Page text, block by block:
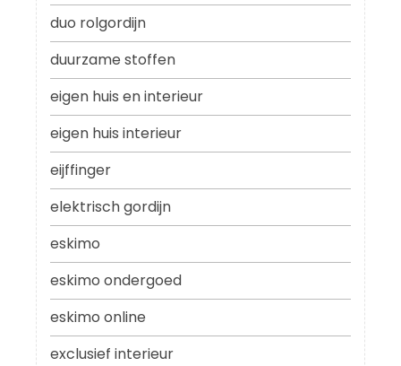
duo rolgordijn
duurzame stoffen
eigen huis en interieur
eigen huis interieur
eijffinger
elektrisch gordijn
eskimo
eskimo ondergoed
eskimo online
exclusief interieur